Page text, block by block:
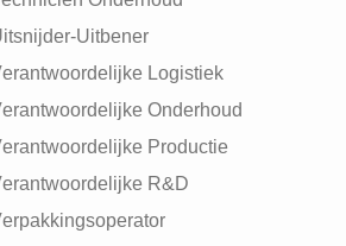
Uitsnijder-Uitbener
Verantwoordelijke Logistiek
Verantwoordelijke Onderhoud
Verantwoordelijke Productie
Verantwoordelijke R&D
Verpakkingsoperator